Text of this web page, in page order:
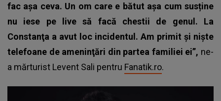
fac aşa ceva. Un om care e bătut aşa cum susține
nu iese pe live să facă chestii de genul. La
Constanţa a avut loc incidentul. Am primit şi nişte
telefoane de ameninţări din partea familiei ei”, ne-
a mărturist Levent Sali pentru Fanatik.ro.